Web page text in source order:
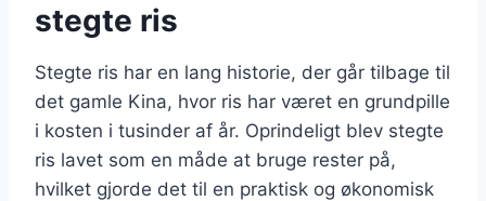
stegte ris
Stegte ris har en lang historie, der går tilbage til
det gamle Kina, hvor ris har været en grundpille
i kosten i tusinder af år. Oprindeligt blev stegte
ris lavet som en måde at bruge rester på,
hvilket gjorde det til en praktisk og økonomisk